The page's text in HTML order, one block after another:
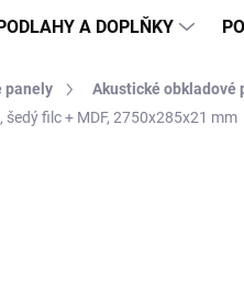
A DOPLŇKY
panely
Akustické obkladové
filc + MDF, 2750x285x21 mm